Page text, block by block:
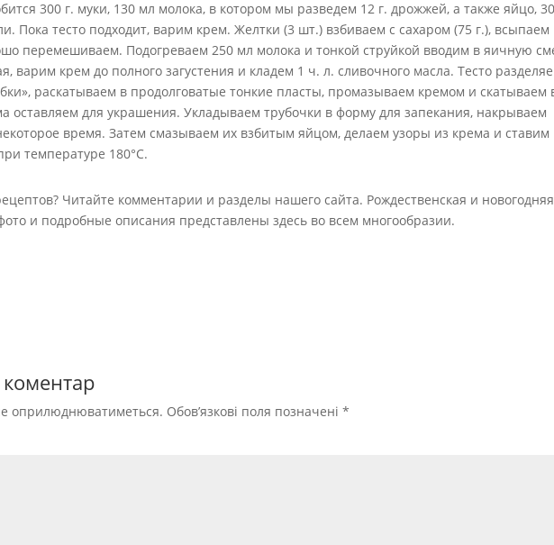
300 г. муки, 130 мл молока, в котором мы разведем 12 г. дрожжей, а также яйцо,
Пока тесто подходит, варим крем. Желтки (3 шт.) взбиваем с сахаром (75 г.), всыпаем
перемешиваем. Подогреваем 250 мл молока и тонкой струйкой вводим в яичную
варим крем до полного загустения и кладем 1 ч. л. сливочного масла. Тесто
раскатываем в продолговатые тонкие пласты, промазываем кремом и скатываем
оставляем для украшения. Укладываем трубочки в форму для запекания, накрываем
время. Затем смазываем их взбитым яйцом, делаем узоры из крема и ставим
температуре 180°C.
Читайте комментарии и разделы нашего сайта. Рождественская и новогодняя
и подробные описания представлены здесь во всем многообразии.
оприлюднюватиметься. Обов’язкові поля позначені*